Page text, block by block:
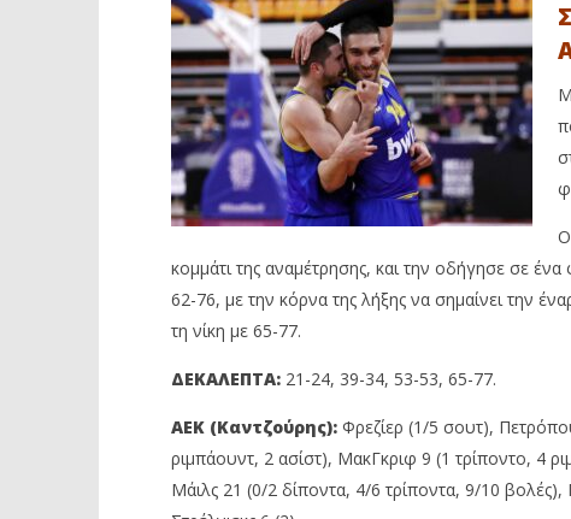
Ο
κομμάτι της αναμέτρησης, και την οδήγησε σε
62-76, με την κόρνα της λήξης να σημαίνει την
τη νίκη με 65-77.
ΔΕΚΑΛΕΠΤΑ:21-24, 39-34, 53-53, 65-77.
ΑΕΚ (Καντζούρης):Φρεζίερ (1/5 σουτ),
ριμπάουντ, 2 ασίστ), ΜακΓκριφ 9 (1 τρίποντο, 4
Μάιλς 21 (0/2 δίποντα, 4/6 τρίποντα, 9/10 βολές),